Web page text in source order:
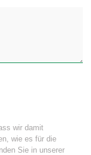
wir damit
wie es für die
Sie in unserer